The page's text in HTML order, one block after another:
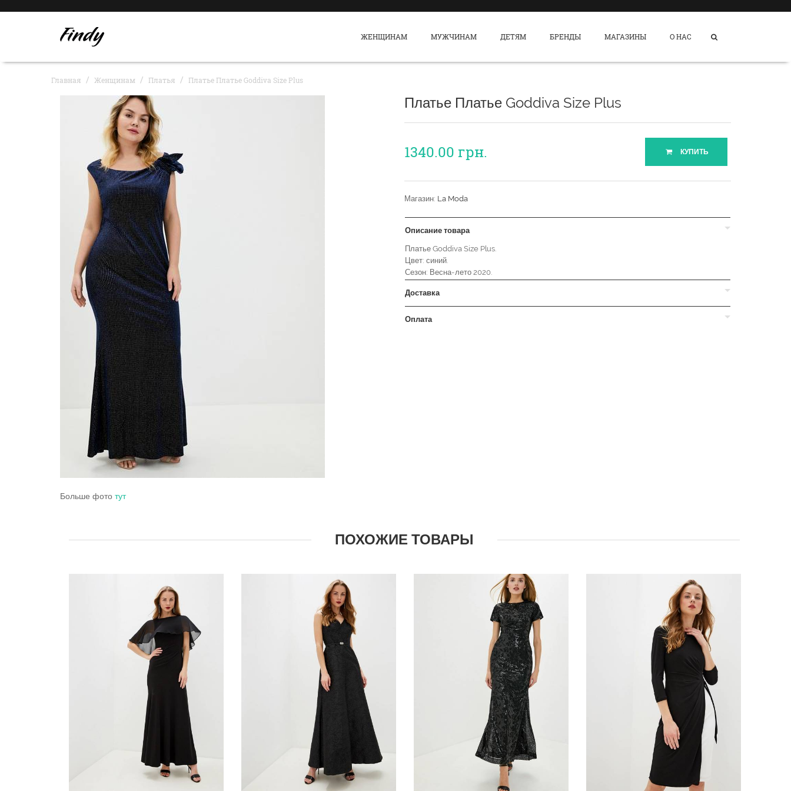
ЖЕНЩИНАМ МУЖЧИНАМ ДЕТЯМ БРЕНДЫ МАГАЗИНЫ О НАС
Главная Женщинам Платья Платье Платье Goddiva Size Plus
Больше фото тут
Платье Платье Goddiva Size Plus
1340.00 грн. КУПИТЬ
Магазин: La Moda
Описание товара
Платье Goddiva Size Plus.
Цвет: синий.
Сезон: Весна-лето 2020.
Доставка
Оплата
ПОХОЖИЕ ТОВАРЫ